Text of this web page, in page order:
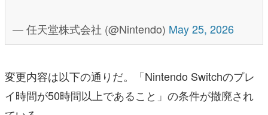
— 任天堂株式会社 (@Nintendo) May 25, 2026
変更内容は以下の通りだ。「Nintendo Switchのプレ
イ時間が50時間以上であること」の条件が撤廃され